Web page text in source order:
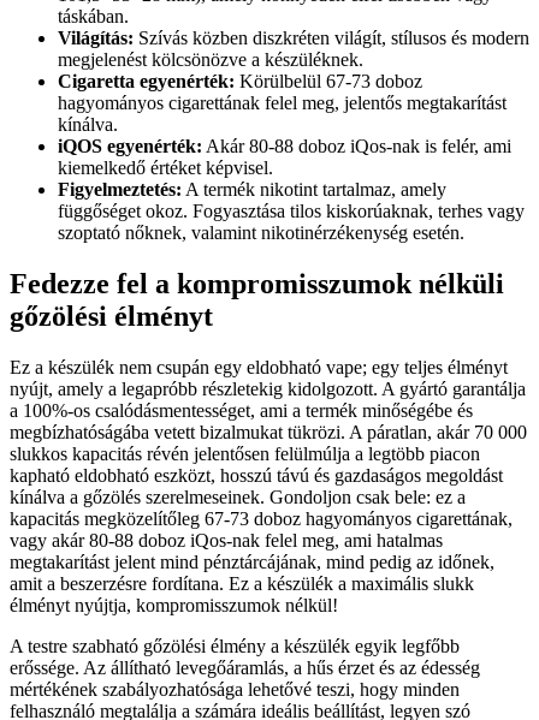
táskában.
Világítás: Szívás közben diszkréten világít, stílusos és modern
megjelenést kölcsönözve a készüléknek.
Cigaretta egyenérték: Körülbelül 67-73 doboz
hagyományos cigarettának felel meg, jelentős megtakarítást
kínálva.
iQOS egyenérték: Akár 80-88 doboz iQos-nak is felér, ami
kiemelkedő értéket képvisel.
Figyelmeztetés: A termék nikotint tartalmaz, amely
függőséget okoz. Fogyasztása tilos kiskorúaknak, terhes vagy
szoptató nőknek, valamint nikotinérzékenység esetén.
Fedezze fel a kompromisszumok nélküli
gőzölési élményt
Ez a készülék nem csupán egy eldobható vape; egy teljes élményt
nyújt, amely a legapróbb részletekig kidolgozott. A gyártó garantálja
a 100%-os csalódásmentességet, ami a termék minőségébe és
megbízhatóságába vetett bizalmukat tükrözi. A páratlan, akár 70 000
slukkos kapacitás révén jelentősen felülmúlja a legtöbb piacon
kapható eldobható eszközt, hosszú távú és gazdaságos megoldást
kínálva a gőzölés szerelmeseinek. Gondoljon csak bele: ez a
kapacitás megközelítőleg 67-73 doboz hagyományos cigarettának,
vagy akár 80-88 doboz iQos-nak felel meg, ami hatalmas
megtakarítást jelent mind pénztárcájának, mind pedig az időnek,
amit a beszerzésre fordítana. Ez a készülék a maximális slukk
élményt nyújtja, kompromisszumok nélkül!
A testre szabható gőzölési élmény a készülék egyik legfőbb
erőssége. Az állítható levegőáramlás, a hűs érzet és az édesség
mértékének szabályozhatósága lehetővé teszi, hogy minden
felhasználó megtalálja a számára ideális beállítást, legyen szó